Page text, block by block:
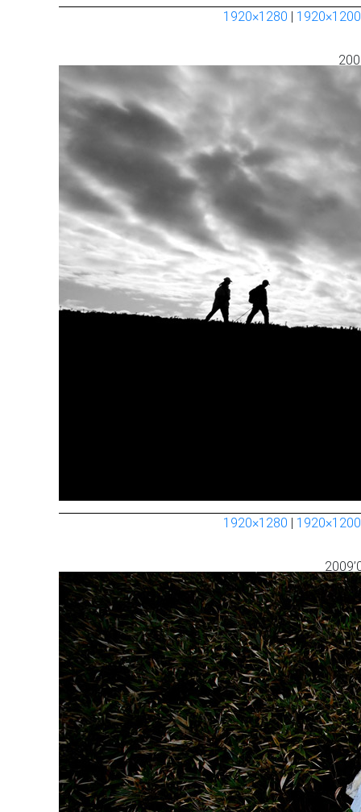
1920×1280 | 1920×1200
1920×1280 | 1920×1200